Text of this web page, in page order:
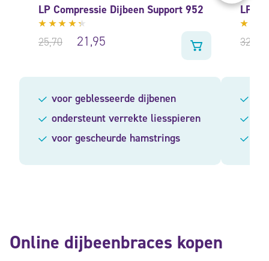
LP Compressie Dijbeen Support 952
Gewaardeerd
4.17
25,70 21,95
voor geblesseerde dijbenen
ondersteunt verrekte liesspieren
voor gescheurde hamstrings
LP
4.44
32,90
Online dijbeenbraces kopen